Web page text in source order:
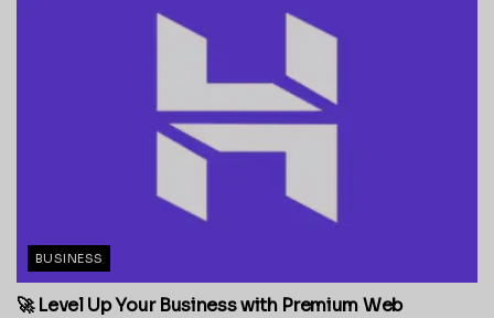
BUSINESS
🚀 Level Up Your Business with Premium Web